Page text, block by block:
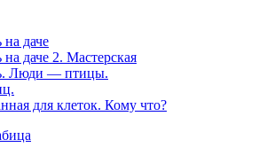
даче
даче 2. Мастерская
Люди — птицы.
для клеток. Кому что?